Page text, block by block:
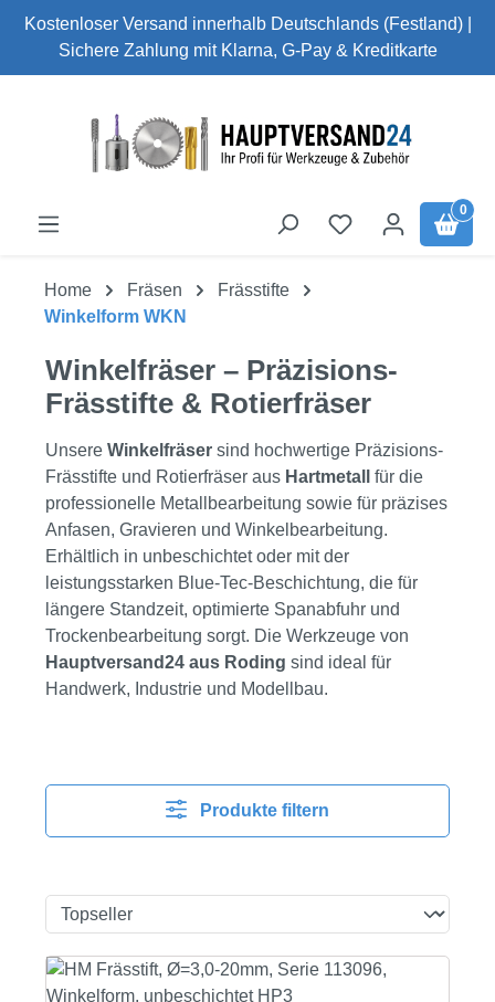
Zum Hauptinhalt springen
Kostenloser Versand innerhalb Deutschlands (Festland) |
Sichere Zahlung mit Klarna, G-Pay & Kreditkarte
0
Home Fräsen
Frässtifte
Winkelform WKN
Winkelfräser – Präzisions-
Frässtifte & Rotierfräser
Unsere Winkelfräser sind hochwertige Präzisions-
Frässtifte und Rotierfräser aus Hartmetall
für die
professionelle Metallbearbeitung sowie für präzises
Anfasen, Gravieren und Winkelbearbeitung.
Erhältlich in unbeschichtet oder mit der
leistungsstarken Blue-Tec-Beschichtung, die für
längere Standzeit, optimierte Spanabfuhr und
Trockenbearbeitung sorgt. Die Werkzeuge von
Hauptversand24 aus Roding sind ideal für
Handwerk, Industrie und Modellbau.
Produkte filtern